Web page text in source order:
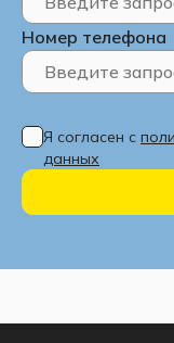
Номер телефона
Я согласен с
данных